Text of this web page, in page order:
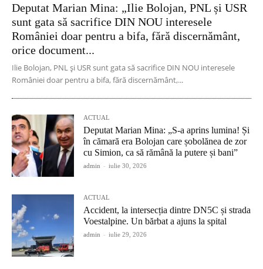
Deputat Marian Mina: „Ilie Bolojan, PNL și USR
sunt gata să sacrifice DIN NOU interesele
României doar pentru a bifa, fără discernământ,
orice document...
Ilie Bolojan, PNL și USR sunt gata să sacrifice DIN NOU interesele
României doar pentru a bifa, fără discernământ,...
ACTUAL
Deputat Marian Mina: „S-a aprins lumina! Și
în cămară era Bolojan care șobolănea de zor
cu Simion, ca să rămână la putere și bani”
admin - iulie 30, 2026
ACTUAL
Accident, la intersecția dintre DN5C și strada
Voestalpine. Un bărbat a ajuns la spital
admin - iulie 29, 2026